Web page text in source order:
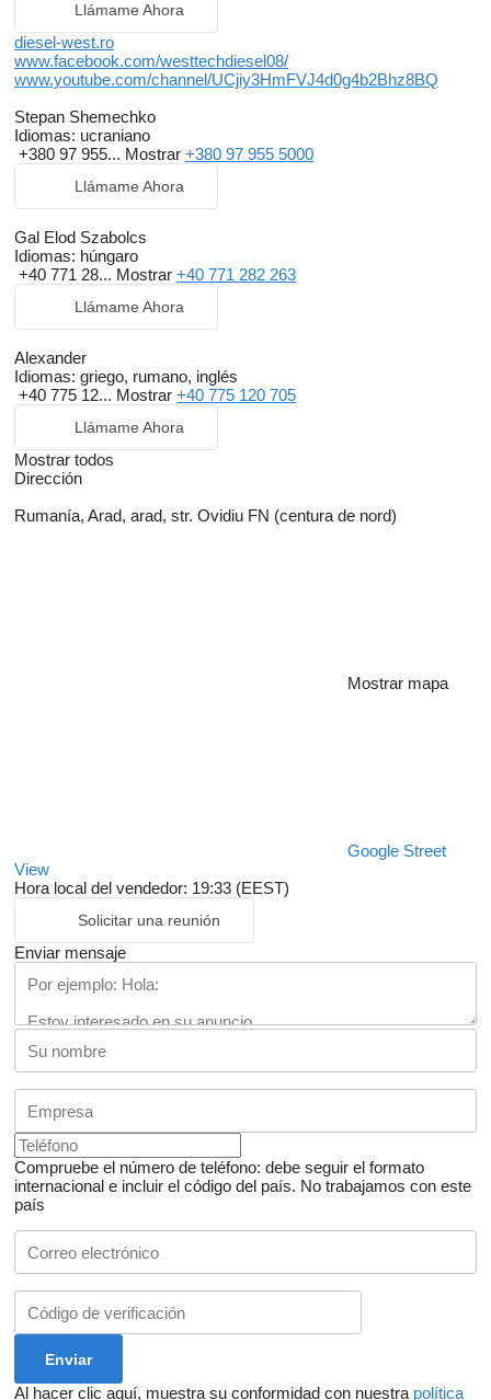
Llámame Ahora
diesel-west.ro
www.facebook.com/westtechdiesel08/
www.youtube.com/channel/UCjiy3HmFVJ4d0g4b2Bhz8BQ
Stepan Shemechko
Idiomas: ucraniano
+380 97 955... Mostrar +380 97 955 5000
Llámame Ahora
Gal Elod Szabolcs
Idiomas: húngaro
+40 771 28... Mostrar +40 771 282 263
Llámame Ahora
Alexander
Idiomas: griego, rumano, inglés
+40 775 12... Mostrar +40 775 120 705
Llámame Ahora
Mostrar todos
Dirección
Rumanía, Arad, arad, str. Ovidiu FN (centura de nord)
Mostrar mapa
Google Street
View
Hora local del vendedor: 19:33 (EEST)
Solicitar una reunión
Enviar mensaje
Compruebe el número de teléfono: debe seguir el formato
internacional e incluir el código del país. No trabajamos con este
país
Al hacer clic aquí, muestra su conformidad con nuestra política